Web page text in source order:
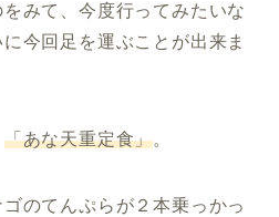
みて、今度行ってみたいな
今回足を運ぶことが出来ま
「あな天重定食」。
のてんぷらが２本乗っかっ